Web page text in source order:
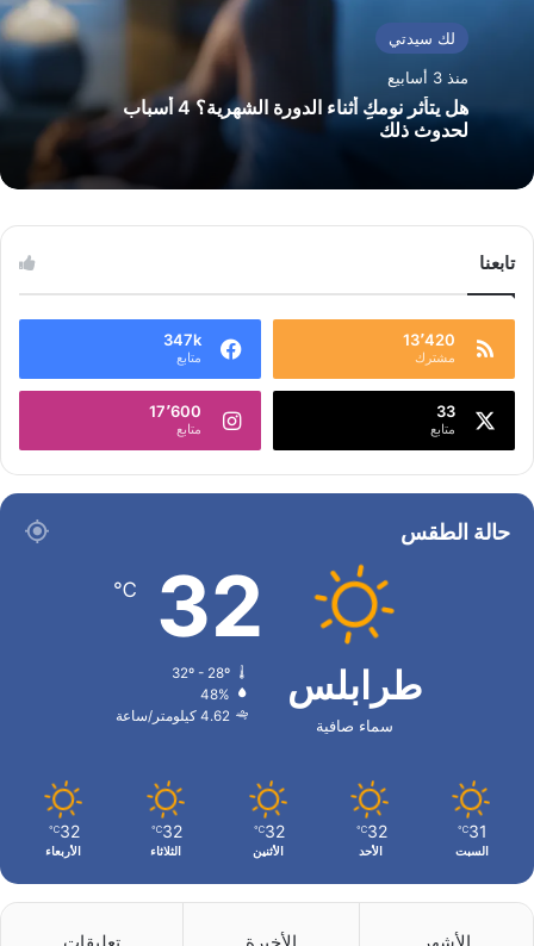
لك سيدتي
منذ 3 أسابيع
هل يتأثر نومكِ أثناء الدورة الشهرية؟ 4 أسباب
لحدوث ذلك
تابعنا
13٬420
مشترك
347k
متابع
33
متابع
17٬600
متابع
حالة الطقس
طرابلس
سماء صافية
32
℃
32º - 28º
48%
4.62 كيلومتر/ساعة
31
℃
السبت
32
℃
الأحد
32
℃
الأثنين
32
℃
الثلاثاء
32
℃
الأربعاء